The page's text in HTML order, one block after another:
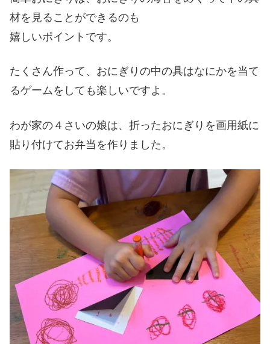
材を見ることができるのも
嬉しいポイントです。
たくさん作って、おにぎりの中の具はなにかを当て
るゲームをしても楽しいですよ。
わが家の４さいの娘は、折ったおにぎりを画用紙に
貼り付けてお弁当を作りました。